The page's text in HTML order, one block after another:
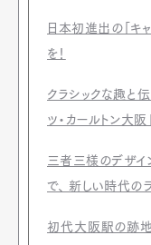
日本初進出の「キ
を！
クラシックな趣と
ツ・カールトン大阪
三者三様のデザイ
で、 新しい時代の
初代大阪駅の跡地